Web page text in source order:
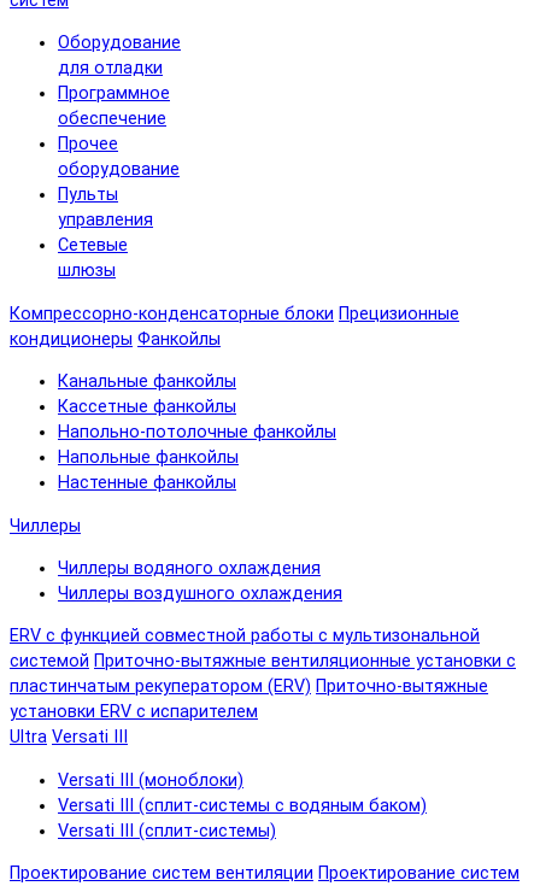
Оборудование
для отладки
Программное
обеспечение
Прочее
оборудование
Пульты
управления
Сетевые
шлюзы
Компрессорно-конденсаторные блоки Прецизионные
кондиционеры Фанкойлы
Канальные фанкойлы
Кассетные фанкойлы
Напольно-потолочные фанкойлы
Напольные фанкойлы
Настенные фанкойлы
Чиллеры
Чиллеры водяного охлаждения
Чиллеры воздушного охлаждения
ERV с функцией совместной работы с мультизональной
системой Приточно-вытяжные вентиляционные установки с
пластинчатым рекуператором (ERV) Приточно-вытяжные
установки ERV с испарителем
Ultra Versati III
Versati III (моноблоки)
Versati III (сплит-системы с водяным баком)
Versati III (сплит-системы)
Проектирование систем вентиляции Проектирование систем